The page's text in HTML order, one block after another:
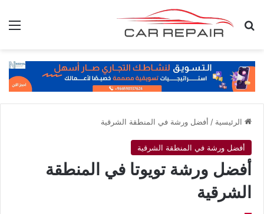
بحث عن
الرئيسية / أفضل ورشة في المنطقة الشرقية
أفضل ورشة في المنطقة الشرقية
أفضل ورشة تويوتا في المنطقة
الشرقية